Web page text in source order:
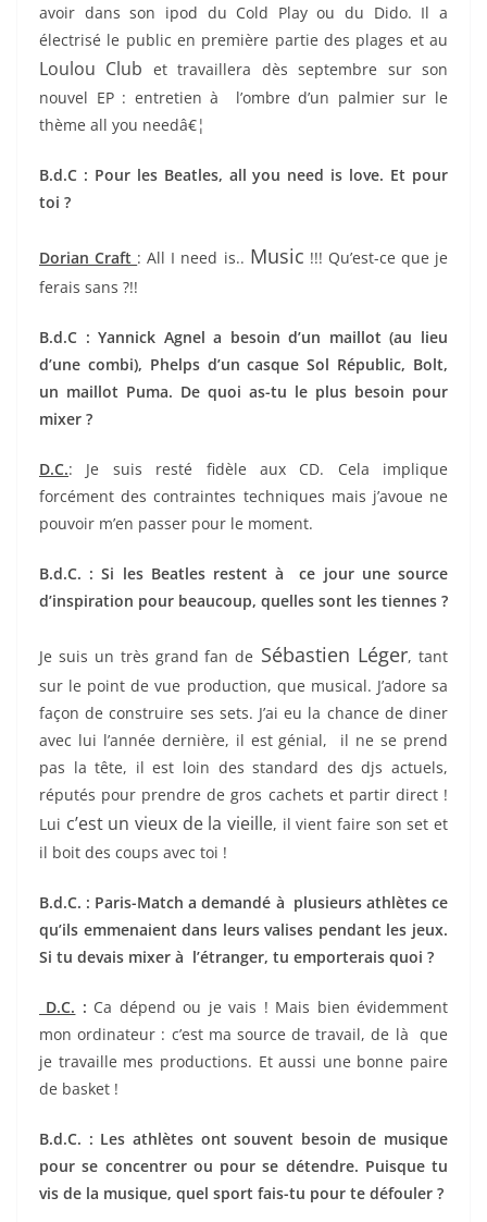
avoir dans son ipod du Cold Play ou du Dido. Il a
électrisé le public en première partie des plages et au
Loulou Club et travaillera dès septembre sur son
nouvel EP : entretien à l’ombre d’un palmier sur le
thème all you needâ€¦
B.d.C : Pour les Beatles, all you need is love. Et pour
toi ?
Dorian Craft : All I need is.. Music !!! Qu’est-ce que je
ferais sans ?!!
B.d.C : Yannick Agnel a besoin d’un maillot (au lieu
d’une combi), Phelps d’un casque Sol Républic, Bolt,
un maillot Puma. De quoi as-tu le plus besoin pour
mixer ?
D.C.: Je suis resté fidèle aux CD. Cela implique
forcément des contraintes techniques mais j’avoue ne
pouvoir m’en passer pour le moment.
B.d.C. : Si les Beatles restent à ce jour une source
d’inspiration pour beaucoup, quelles sont les tiennes ?
Je suis un très grand fan de Sébastien Léger, tant
sur le point de vue production, que musical. J’adore sa
façon de construire ses sets. J’ai eu la chance de diner
avec lui l’année dernière, il est génial, il ne se prend
pas la tête, il est loin des standard des djs actuels,
réputés pour prendre de gros cachets et partir direct !
Lui c’est un vieux de la vieille, il vient faire son set et
il boit des coups avec toi !
B.d.C. : Paris-Match a demandé à plusieurs athlètes ce
qu’ils emmenaient dans leurs valises pendant les jeux.
Si tu devais mixer à l’étranger, tu emporterais quoi ?
D.C. : Ca dépend ou je vais ! Mais bien évidemment
mon ordinateur : c’est ma source de travail, de là que
je travaille mes productions. Et aussi une bonne paire
de basket !
B.d.C. : Les athlètes ont souvent besoin de musique
pour se concentrer ou pour se détendre. Puisque tu
vis de la musique, quel sport fais-tu pour te défouler ?